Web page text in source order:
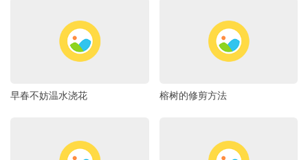
早春不妨温水浇花 榕树的修剪方法